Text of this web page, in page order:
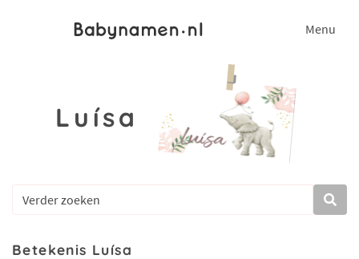
Menu
Luísa
Betekenis Luísa